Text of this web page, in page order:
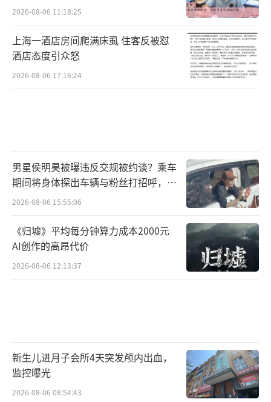
2026-08-06 11:18:25
上海一酒店房间爬满床虱 住客反被怼
酒店态度引众怒
2026-08-06 17:16:24
男星侯明昊被曝违反交规被约谈？乘车
期间将身体探出车辆与粉丝打招呼，当
地交警回应
2026-08-06 15:55:06
《归墟》平均每分钟算力成本2000元
AI创作的高昂代价
2026-08-06 12:13:37
新生儿进月子会所4天突发颅内出血，
监控曝光
2026-08-06 08:54:43